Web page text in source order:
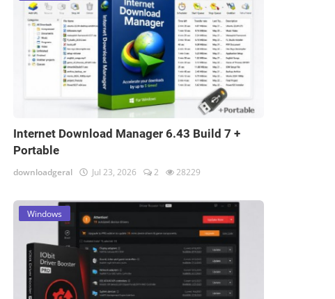
Internet Download Manager 6.43 Build 7 +
Portable
downloadgeral Jul 23, 2026 2 28229
Windows